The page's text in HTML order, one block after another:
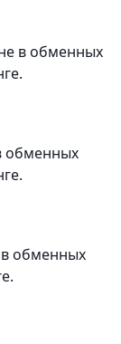
в обменных
обменных
в обменных